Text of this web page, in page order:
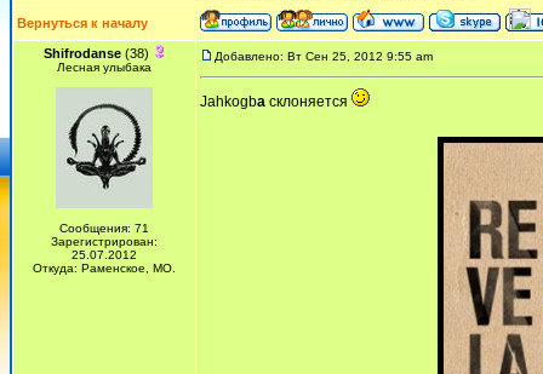
Вернуться к началу
Shifrodanse(38)
Лесная улыбака
Сообщения: 71
Зарегистрирован:
25.07.2012
Откуда: Раменское, МО.
Добавлено: Вт Сен 25, 2012 9:55 am
Jahkogba склоняется